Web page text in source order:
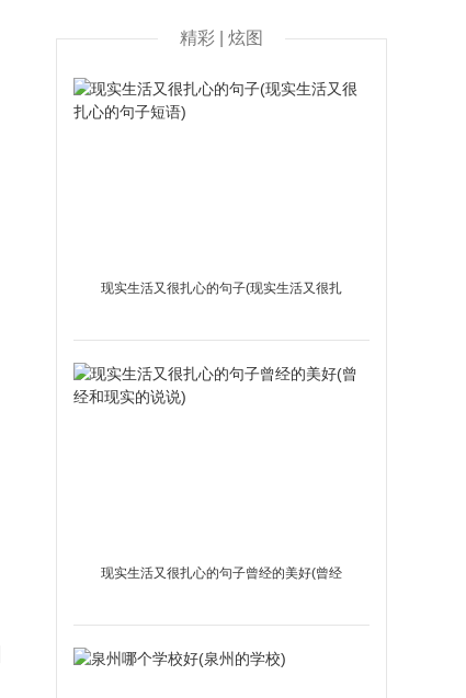
精彩 | 炫图
现实生活又很扎心的句子(现实生活又很扎
现实生活又很扎心的句子曾经的美好(曾经